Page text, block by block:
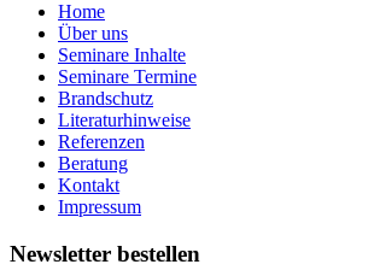
Home
Über uns
Seminare Inhalte
Seminare Termine
Brandschutz
Literaturhinweise
Referenzen
Beratung
Kontakt
Impressum
Newsletter bestellen